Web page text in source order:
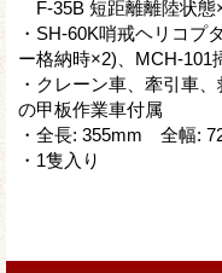
F-35B 短距離離陸状態
・SH-60K哨戒ヘリコプ
ー格納時×2)、MCH-101
・クレーン車、牽引車
の甲板作業車付属
・全長: 355mm 全幅:
・1隻入り